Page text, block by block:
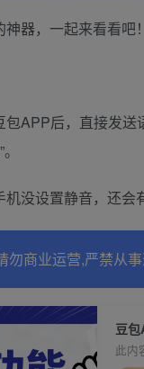
器，一起来看看吧！
APP后，直接发
没设置静音，还会
商业运营,严禁从
豆
此内